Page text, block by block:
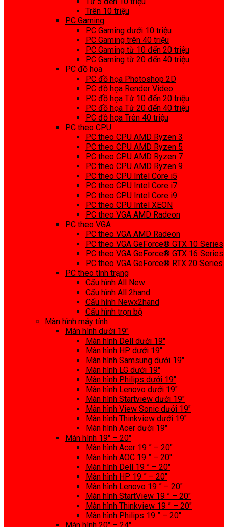
Trên 10 triệu
PC Gaming
PC Gaming dưới 10 triệu
PC Gaming trên 40 triệu
PC Gaming từ 10 đến 20 triệu
PC Gaming từ 20 đến 40 triệu
PC đồ họa
PC đồ họa Photoshop 2D
PC đồ họa Render Video
PC đồ họa Từ 10 đến 20 triệu
PC đồ họa Từ 20 đến 40 triệu
PC đồ họa Trên 40 triệu
PC theo CPU
PC theo CPU AMD Ryzen 3
PC theo CPU AMD Ryzen 5
PC theo CPU AMD Ryzen 7
PC theo CPU AMD Ryzen 9
PC theo CPU Intel Core i5
PC theo CPU Intel Core i7
PC theo CPU Intel Core i9
PC theo CPU Intel XEON
PC theo VGA AMD Radeon
PC theo VGA
PC theo VGA AMD Radeon
PC theo VGA GeForce® GTX 10 Series
PC theo VGA GeForce® GTX 16 Series
PC theo VGA GeForce® RTX 20 Series
PC theo tình trạng
Cấu hình All New
Cấu hình All 2hand
Cấu hình Newx2hand
Cấu hình trọn bộ
Màn hình máy tính
Màn hình dưới 19″
Màn hình Dell dưới 19″
Màn hình HP dưới 19″
Màn hình Samsung dưới 19″
Màn hình LG dưới 19″
Màn hình Philips dưới 19″
Màn hình Lenovo dưới 19″
Màn hình Startview dưới 19″
Màn hình View Sonic dưới 19″
Màn hình Thinkview dưới 19″
Màn hình Acer dưới 19″
Màn hình 19″ – 20″
Màn hình Acer 19 ” – 20″
Màn hình AOC 19 ” – 20″
Màn hình Dell 19 ” – 20″
Màn hình HP 19 ” – 20″
Màn hình Lenovo 19 ” – 20″
Màn hình StartView 19 ” – 20″
Màn hình Thinkview 19 ” – 20″
Màn hình Philips 19 ” – 20″